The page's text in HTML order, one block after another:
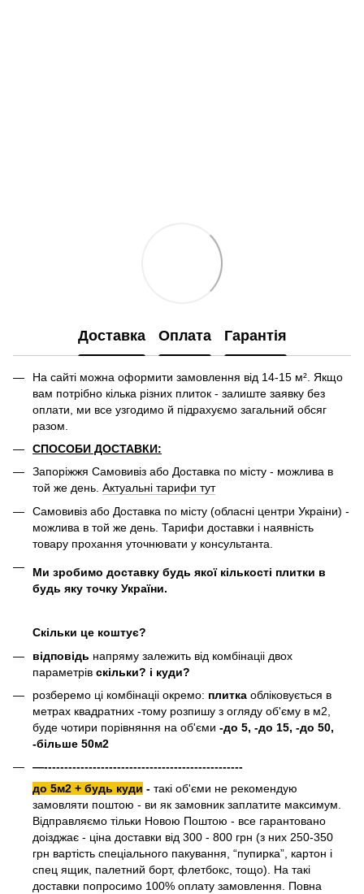
Доставка Оплата Гарантія
На сайті можна оформити замовлення від 14-15 м². Якщо
вам потрібно кілька різних плиток - залиште заявку без
оплати, ми все узгодимо й підрахуємо загальний обсяг
разом.
СПОСОБИ ДОСТАВКИ:
Запоріжжя Самовивіз або Доставка по місту - можлива в
той же день. Актуальні тарифи тут
Самовивіз або Доставка по місту (обласні центри Украіни) -
можлива в той же день. Тарифи доставки і наявність
товару прохання уточнювати у консультанта.
Ми зробимо доставку будь якої кількості плитки в
будь яку точку України.
Скільки це коштує?
відповідь напряму залежить від комбінаціі двох
параметрів скільки? і куди?
розберемо ці комбінаціі окремо: плитка обліковується в
метрах квадратних -тому розпишу з огляду об'єму в м2,
буде чотири порівняння на об'єми -до 5, -до 15, -до 50,
-більше 50м2
—-------------------------------------------------
до 5м2 + будь куди - такі об'єми не рекомендую
замовляти поштою - ви як замовник заплатите максимум.
Відправляємо тільки Новою Поштою - все гарантовано
доізджає - ціна доставки від 300 - 800 грн (з них 250-350
грн вартість спеціального пакування, “пупирка”, картон і
спец ящик, палетний борт, флетбокс, тощо). На такі
доставки попросимо 100% оплату замовлення. Повна